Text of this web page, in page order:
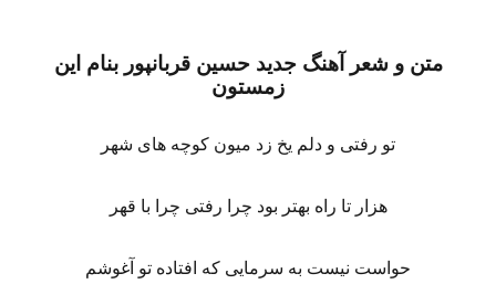
متن و شعر آهنگ جدید حسین قربانپور بنام این
زمستون
تو رفتی و دلم یخ زد میون کوچه های شهر
هزار تا راه بهتر بود چرا رفتی چرا با قهر
حواست نیست به سرمایی که افتاده تو آغوشم